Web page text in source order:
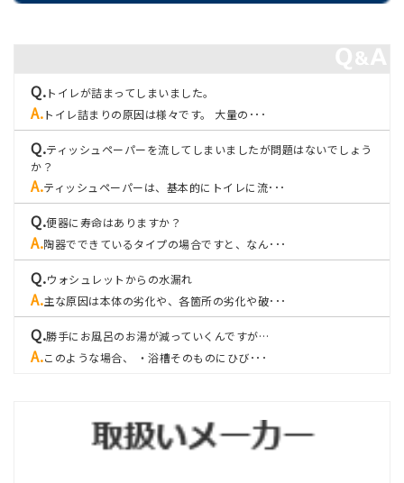
トイレが詰まってしまいました。
トイレ詰まりの原因は様々です。 大量の･･･
ティッシュペーパーを流してしまいましたが問題はないでしょう
か？
ティッシュペーパーは、基本的にトイレに流･･･
便器に寿命はありますか？
陶器でできているタイプの場合ですと、なん･･･
ウォシュレットからの水漏れ
主な原因は本体の劣化や、各箇所の劣化や破･･･
勝手にお風呂のお湯が減っていくんですが…
このような場合、 ・浴槽そのものにひび･･･